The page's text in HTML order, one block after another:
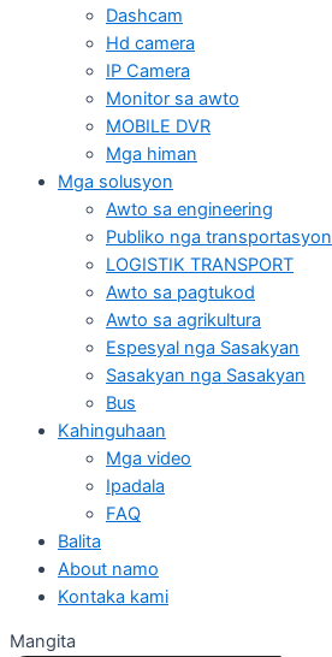
Dashcam
Hd camera
IP Camera
Monitor sa awto
MOBILE DVR
Mga himan
Mga solusyon
Awto sa engineering
Publiko nga transportasyon
LOGISTIK TRANSPORT
Awto sa pagtukod
Awto sa agrikultura
Espesyal nga Sasakyan
Sasakyan nga Sasakyan
Bus
Kahinguhaan
Mga video
Ipadala
FAQ
Balita
About namo
Kontaka kami
Mangita